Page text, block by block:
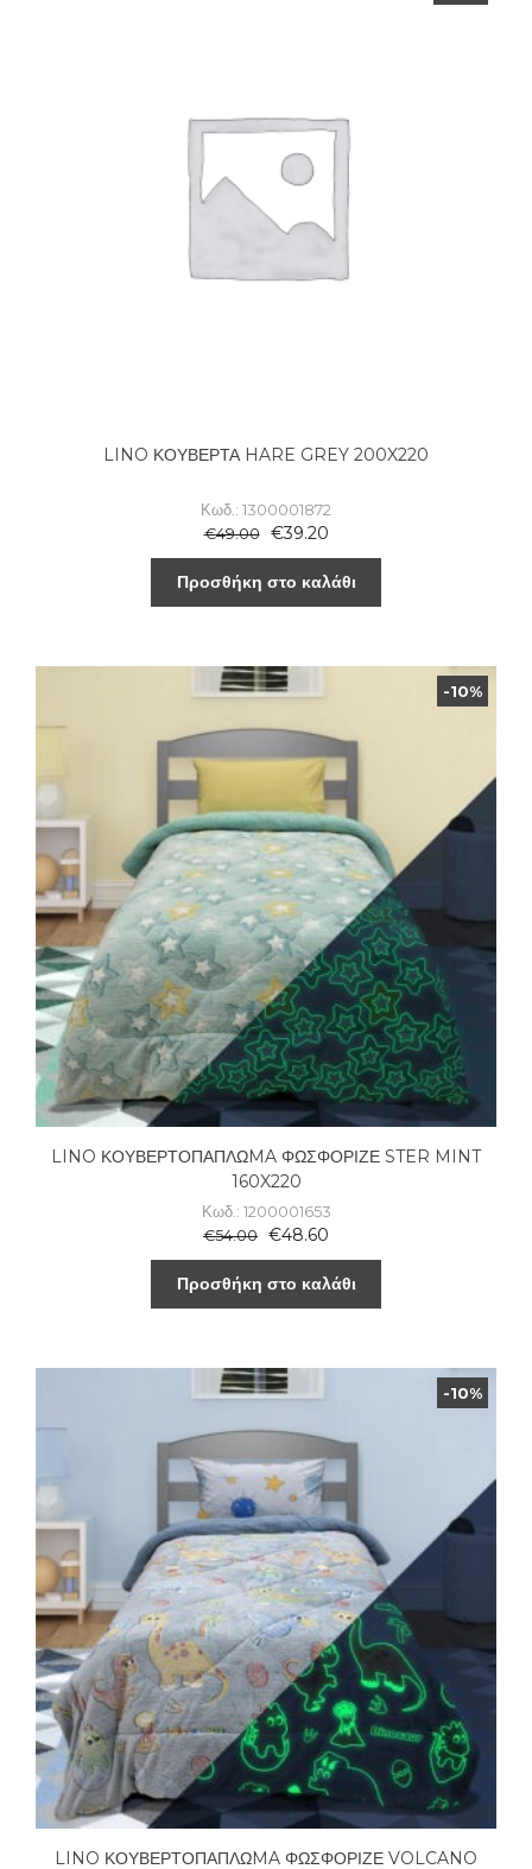
LINO ΚΟΥΒΕΡΤΑ HARE GREY 200X220
Κωδ.: 1300001872
€49.00 €39.20
Προσθήκη στο καλάθι
-10%
LINO ΚΟΥΒΕΡΤΟΠΑΠΛΩMA ΦΩΣΦΟΡΙΖΕ STER MINT
160X220
Κωδ.: 1200001653
€54.00 €48.60
Προσθήκη στο καλάθι
-10%
LINO ΚΟΥΒΕΡΤΟΠΑΠΛΩMA ΦΩΣΦΟΡΙΖΕ VOLCANO